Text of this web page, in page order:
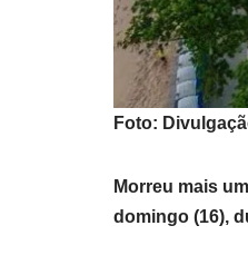
Foto:
Morreu mais
domingo (16),